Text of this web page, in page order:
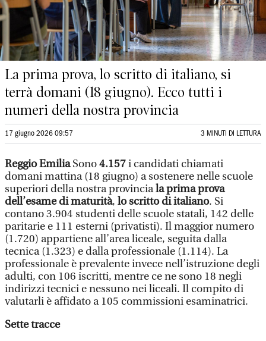
La prima prova, lo scritto di italiano, si
terrà domani (18 giugno). Ecco tutti i
numeri della nostra provincia
17 giugno 2026 09:57 3 MINUTI DI LETTURA
Reggio EmiliaSono4.157i candidati chiamati
domani mattina (18 giugno) a sostenere nelle scuole
superiori della nostra provinciala prima prova
dell’esame di maturità, lo scritto di italiano. Si
contano 3.904 studenti delle scuole statali, 142 delle
paritarie e 111 esterni (privatisti). Il maggior numero
(1.720) appartiene all’area liceale, seguita dalla
tecnica (1.323) e dalla professionale (1.114). La
professionale è prevalente invece nell’istruzione degli
adulti, con 106 iscritti, mentre ce ne sono 18 negli
indirizzi tecnici e nessuno nei liceali. Il compito di
valutarli è affidato a 105 commissioni esaminatrici.
Sette tracce